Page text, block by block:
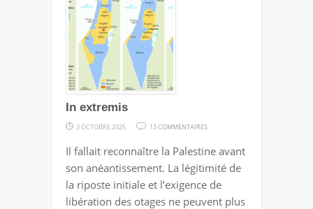
In extremis
3 OCTOBRE 2025 13 COMMENTAIRES
EXTREMIS
Il fallait reconnaître la Palestine avant
son anéantissement. La légitimité de
la riposte initiale et l’exigence de
libération des otages ne peuvent plus